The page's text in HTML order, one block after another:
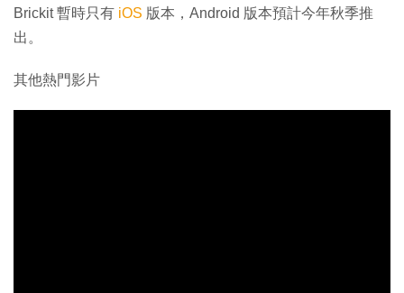
Brickit 暫時只有 iOS 版本，Android 版本預計今年秋季推
出。
其他熱門影片